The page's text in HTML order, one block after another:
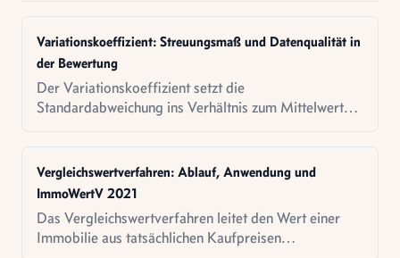
Variationskoeffizient: Streuungsmaß und Datenqualität in
der Bewertung
Der Variationskoeffizient setzt die
Standardabweichung ins Verhältnis zum Mittelwert
Vergleichswertverfahren: Ablauf, Anwendung und
ImmoWertV 2021
Das Vergleichswertverfahren leitet den Wert einer
Immobilie aus tatsächlichen Kaufpreisen